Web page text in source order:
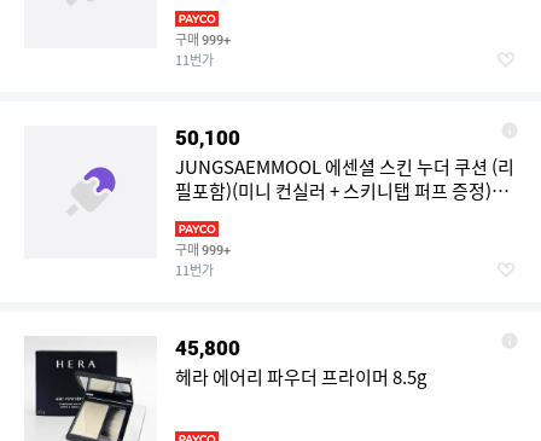
구매 999+
11번가
50,100
JUNGSAEMMOOL 에센셜 스킨 누더 쿠션 (리
필포함)(미니 컨실러 + 스키니탭 퍼프 증정)
2050182
구매 999+
11번가
45,800
헤라 에어리 파우더 프라이머 8.5g